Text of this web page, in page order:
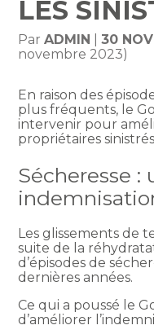
LES
ParADMIN |30
novembre 2023)
En raison des
plus fréquents, le
intervenir pour
propriétaires
Sécheresse :
Les glissements de
suite de la
d’épisodes de
dernières années.
Ce qui a poussé le
d’améliorer